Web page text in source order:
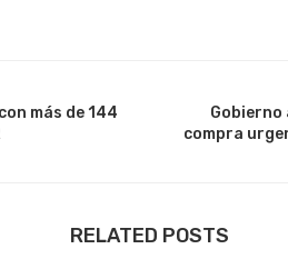
más de 144
Gobierno
compra
RELATED POSTS